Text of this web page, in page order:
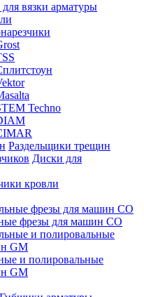
вязки арматуры
Techno
Раздельщики трещин
Диски для
кровли
фрезы для машин СО
и полировальные
GM